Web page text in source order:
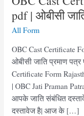
pdf | ओबीसी
All Form
OBC Cast Certificate
ओबीसी जाति प्रमाण पत्र
Certificate Form
| OBC Jati Praman
आपके जाति संबंधित
दस्तावेज है| आज के […]